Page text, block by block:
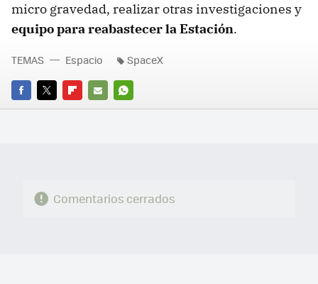
micro gravedad, realizar otras investigaciones y
equipo para reabastecer la Estación.
FACEBOOK
TWITTERFLIPBOARD
E-
WHATSAPP
TEMAS Espacio SpaceX
Comentarios cerrados